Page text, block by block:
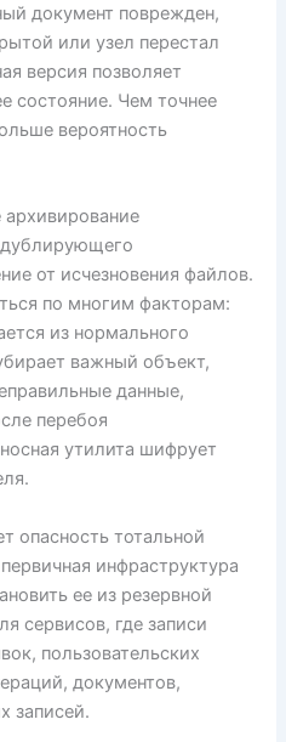
документ поврежден,
или узел перестал
версия позволяет
состояние. Чем точнее
вероятность
дублирующего
от исчезновения файлов.
по многим факторам:
из нормального
важный объект,
данные,
перебоя
утилита шифрует
опасность тотальной
инфраструктура
ее из резервной
сервисов, где записи
пользовательских
документов,
записей.